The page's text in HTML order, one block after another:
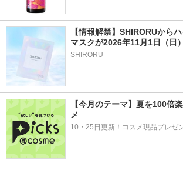
【情報解禁】SHIRORUから
マスクが2026年11月1日（日
SHIRORU
【今月のテーマ】夏を100倍
メ
10・25日更新！コスメ現品プレゼ